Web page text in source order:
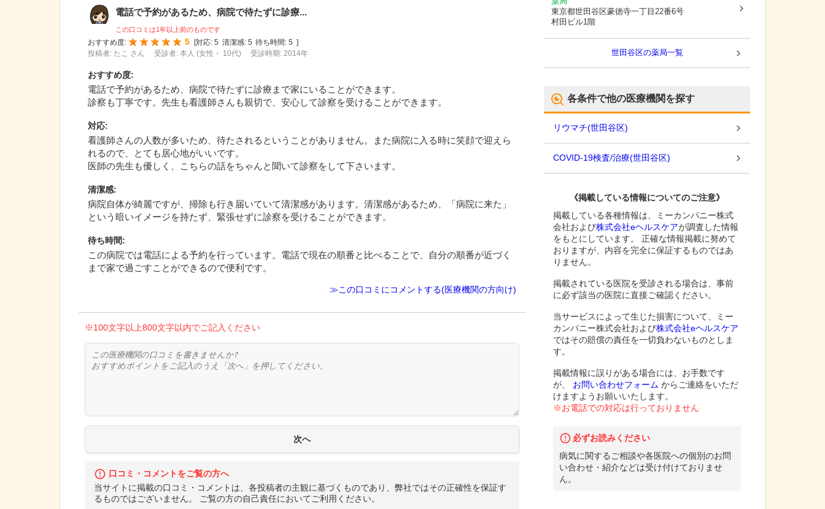
電話で予約があるため、病院で待たずに診療...
この口コミは1年以上前のものです
おすすめ度:
5 対応: 5 清潔感: 5 待ち時間: 5
投稿者: たこ さん
受診者: 本人 (女性・ 10代) 受診時期: 2014年
おすすめ度:
電話で予約があるため、病院で待たずに診療まで家にいることができます。
診察も丁寧です。先生も看護師さんも親切で、安心して診察を受けることができます。
対応:
看護師さんの人数が多いため、待たされるということがありません。また病院に入る時に笑顔で迎えら
れるので、とても居心地がいいです。
医師の先生も優しく、こちらの話をちゃんと聞いて診察をして下さいます。
清潔感:
病院自体が綺麗ですが、掃除も行き届いていて清潔感があります。清潔感があるため、「病院に来た」
という暗いイメージを持たず、緊張せずに診察を受けることができます。
待ち時間:
この病院では電話による予約を行っています。電話で現在の順番と比べることで、自分の順番が近づく
まで家で過ごすことができるので便利です。
≫この口コミにコメントする(医療機関の方向け)
※100文字以上800文字以内でご記入ください
口コミ・コメントをご覧の方へ
当サイトに掲載の口コミ・コメントは、各投稿者の主観に基づくものであり、弊社ではその正確性を保証す
るものではございません。 ご覧の方の自己責任においてご利用ください。
東京都世田谷区豪徳寺一丁目22番6号
村田ビル1階
世田谷区の薬局一覧
各条件で他の医療機関を探す
リウマチ(世田谷区)
COVID-19検査/治療(世田谷区)
《掲載している情報についてのご注意》
掲載している各種情報は、ミーカンパニー株式
会社および株式会社eヘルスケアが調査した情報
をもとにしています。 正確な情報掲載に努めて
おりますが、内容を完全に保証するものではあ
りません。
掲載されている医院を受診される場合は、事前
に必ず該当の医院に直接ご確認ください。
当サービスによって生じた損害について、ミー
カンパニー株式会社および株式会社eヘルスケア
ではその賠償の責任を一切負わないものとしま
す。
掲載情報に誤りがある場合には、お手数です
が、
お問い合わせフォーム からご連絡をいただ
けますようお願いいたします。
※お電話での対応は行っておりません
必ずお読みください
病気に関するご相談や各医院への個別のお問
い合わせ・紹介などは受け付けておりませ
ん。